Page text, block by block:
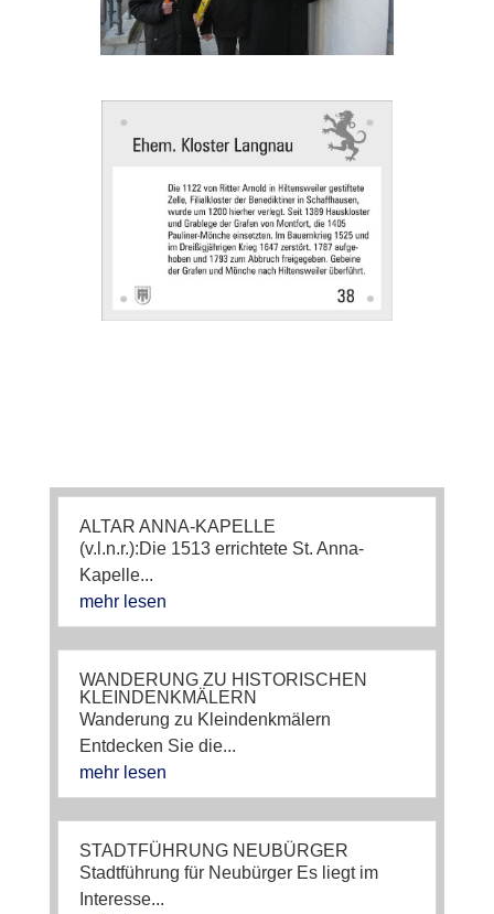
ALTAR ANNA-KAPELLE
(v.l.n.r.):Die 1513 errichtete St. Anna-
Kapelle...
mehr lesen
WANDERUNG ZU HISTORISCHEN
KLEINDENKMÄLERN
Wanderung zu Kleindenkmälern
Entdecken Sie die...
mehr lesen
STADTFÜHRUNG NEUBÜRGER
Stadtführung für Neubürger Es liegt im
Interesse...